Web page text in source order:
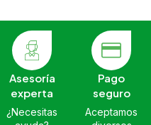
Asesoría
experta
¿Necesitas
Pago
seguro
Aceptamos